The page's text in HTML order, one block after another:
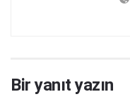
Bir yanıt yazın